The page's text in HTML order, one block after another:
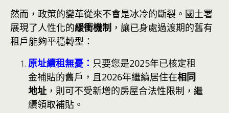
然而，政策的變革從來不會是冰冷的斷裂。國土署
展現了人性化的緩衝機制 ，讓已身處過渡期的舊有
租戶能夠平穩轉型：
原址續租無憂： 只要您是2025年已核定租
金補貼的舊戶，且2026年繼續居住在相同
地址 ，則可不受新增的房屋合法性限制，繼
續領取補貼。